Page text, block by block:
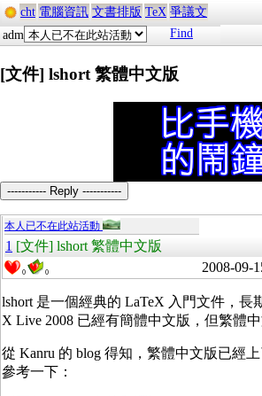
cht 電腦資訊 文書排版 TeX 爭議文
adm
Find
[文件] lshort 繁體中文版
----------- Reply -----------
本人已不在此站活動
1 [文件] lshort 繁體中文版
0 0 2008-09-
lshort 是一個經典的 LaTeX 入門文件，長
X Live 2008 已經有簡體中文版，但繁體中
從 Kanru 的 blog 得知，繁體中文版已經
參考一下：